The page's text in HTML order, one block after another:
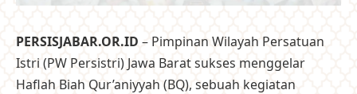
PERSISJABAR.OR.ID – Pimpinan Wilayah Persatuan
Istri (PW Persistri) Jawa Barat sukses menggelar
Haflah Biah Qur’aniyyah (BQ), sebuah kegiatan